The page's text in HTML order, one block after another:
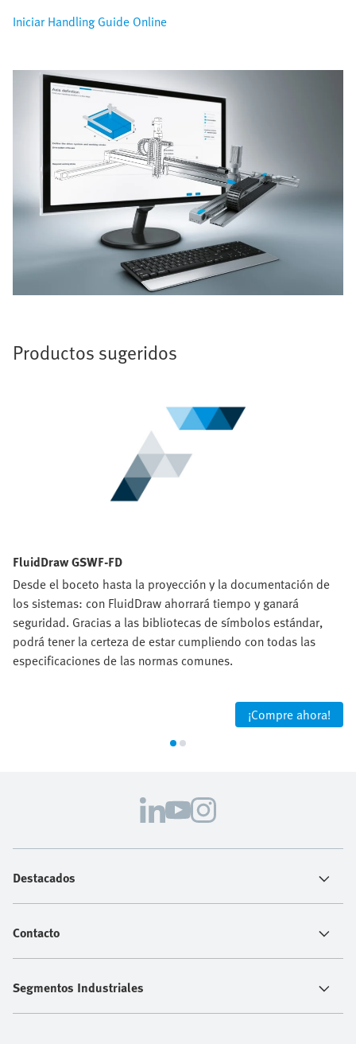
Iniciar Handling Guide Online
Productos sugeridos
FluidDraw GSWF-FD
Desde el boceto hasta la proyección y la documentación de
los sistemas: con FluidDraw ahorrará tiempo y ganará
seguridad. Gracias a las bibliotecas de símbolos estándar,
podrá tener la certeza de estar cumpliendo con todas las
especificaciones de las normas comunes.
¡Compre ahora!
Destacados
Contacto
Segmentos Industriales